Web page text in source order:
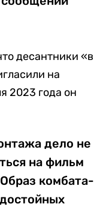
десантники «в
на
2023 года он
дело не
на фильм
комбата-